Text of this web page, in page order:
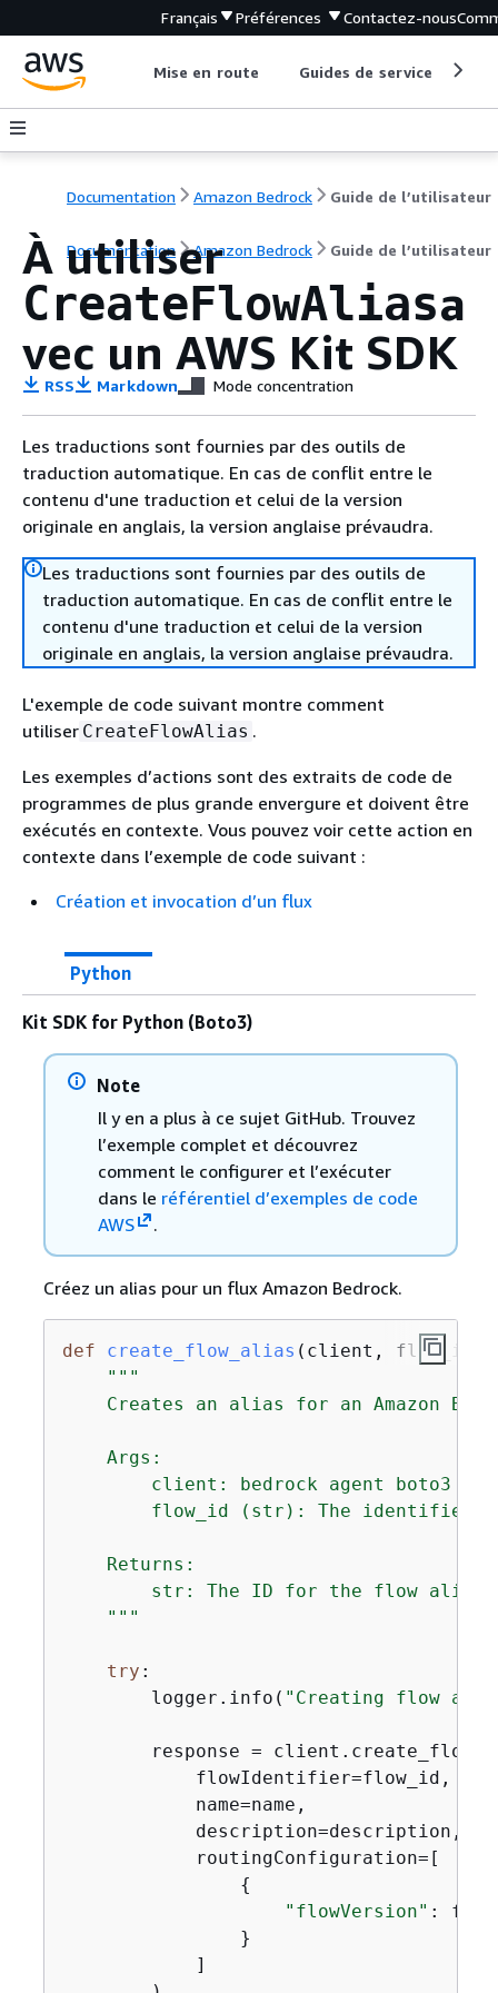
Français Préférences Contactez-nous
Mise en route Guides de service
Documentation Amazon Bedrock Guide de l’utilisateur
Documentation Amazon Bedrock Guide de l’utilisateur
À utiliser
CreateFlowAliasa
vec un AWS Kit SDK
RSS Markdown Mode concentration
Les traductions sont fournies par des outils de
traduction automatique. En cas de conflit entre le
contenu d'une traduction et celui de la version
originale en anglais, la version anglaise prévaudra.
Les traductions sont fournies par des outils de
traduction automatique. En cas de conflit entre le
contenu d'une traduction et celui de la version
originale en anglais, la version anglaise prévaudra.
L'exemple de code suivant montre comment
utiliser CreateFlowAlias .
Les exemples d’actions sont des extraits de code de
programmes de plus grande envergure et doivent être
exécutés en contexte. Vous pouvez voir cette action en
contexte dans l’exemple de code suivant :
Création et invocation d’un flux
Python
Kit SDK for Python (Boto3)
Note
Il y en a plus à ce sujet GitHub. Trouvez
l’exemple complet et découvrez
comment le configurer et l’exécuter
dans le référentiel d’exemples de code
AWS
.
Créez un alias pour un flux Amazon Bedrock.
def create_flow_alias ( client, flow_id,
"""
Creates an alias for an Amazon
    Args:
client: bedrock agent boto3
flow_id (str): The identifier
    Returns:
        str: The ID for the flow alias.
    """
try :
        logger.info(
"Creating flow
response =
            flowIdentifier=flow_id,
            name=name,
            description=description,
            routingConfiguration=[
{
"flowVersion" :
                }
            ]